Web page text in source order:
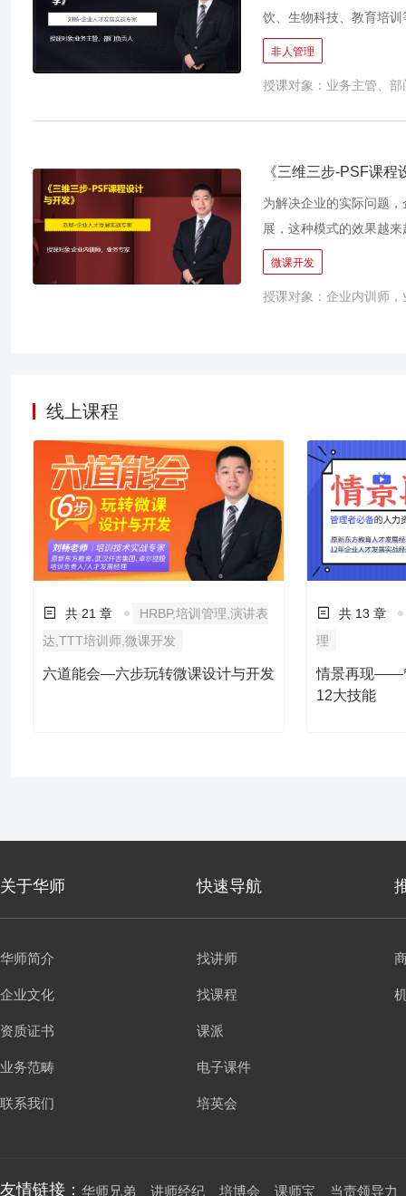
饮、生物科技、教育培
其中KD地产是KD集团的
6000人，年营业额300
级），分管行政、财务
监，参与KD教育科技公
半年；（是您的平级）
集团副总，性格较为严
部总监，专业能力强，
直接下级） 田佳 女 35
强，心气高，对上级不
非人管理
授课对象：业务主管、部
《三维三步-PSF课程
为解决企业的实际问题
展，这种模式的效果越
如何让内部的业务专家
题。 课程特色： 鉴于企业内训师均有自己的本职工作，有着时间紧、经验缺乏的特点，PSF课程设计
与开发具有如下特点：
微课开发
授课对象：企业内训师，
线上课程
共 21 章
HRBP,培训管理,演讲表
达,TTT培训师,微课开发
六道能会—六步玩转微课设计与开发
共 13 章
理
情景再现——
12大技能
关于华师 快速导航
华师简介
企业文化
资质证书
业务范畴
联系我们
找讲师
找课程
课派
电子课件
培英会
友情链接： 华师兄弟 讲师经纪 培博会 课师宝 当责领导力